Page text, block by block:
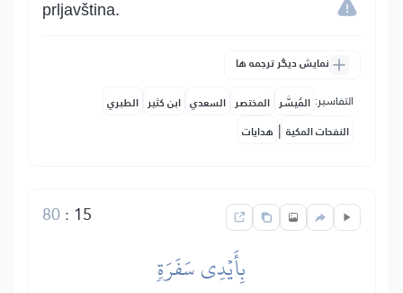
prljavština.
نمایش دیگر ترجمه ها
التفاسير: المُيسَّر المختصر السعدي ابن كثير الطبري
النفحات المكية | هدايات
15
:
80
بِأَيۡدِي سَفَرَةٖ